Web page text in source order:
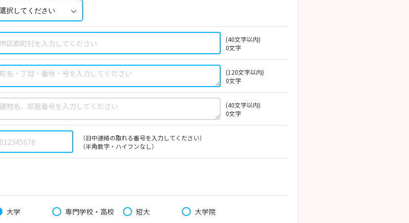
(40文字以内)
0文字
(120文字以内)
0文字
(40文字以内)
0文字
（日中連絡の取れる番号を入力してください）
（半角数字・ハイフンなし）
大学 専門学校・高校 短大 大学院